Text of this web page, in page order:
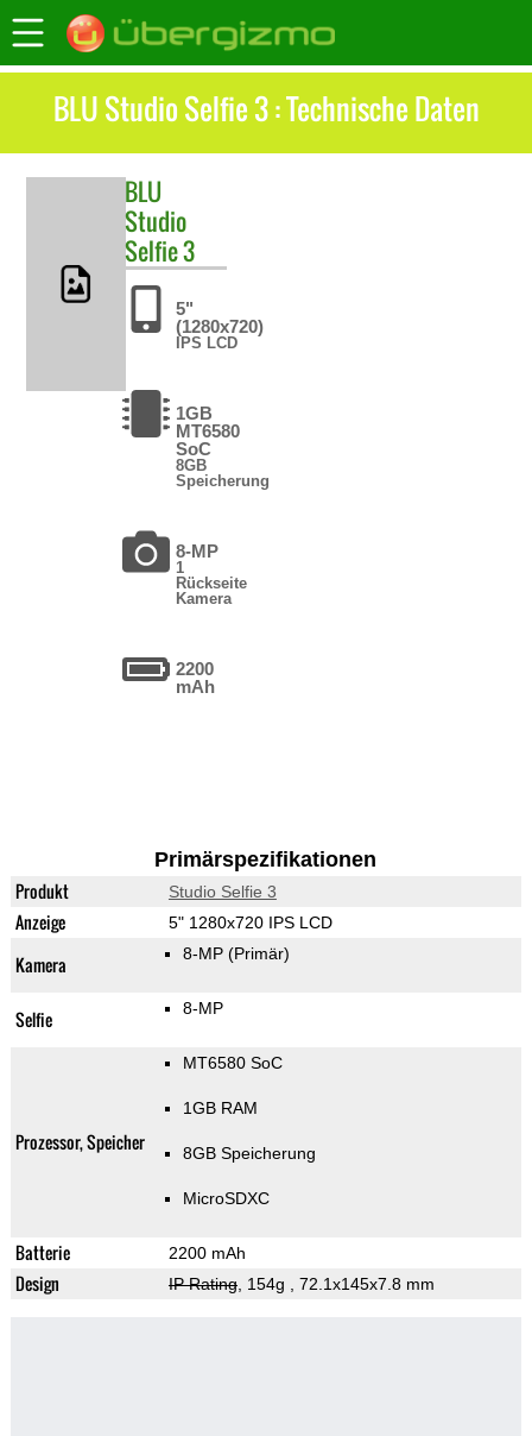
BLU Studio Selfie 3 : Technische Daten
BLU
Studio
Selfie 3
5"
(1280x720)
IPS LCD
1GB
MT6580
SoC
8GB
Speicherung
8-MP
1
Rückseite
Kamera
2200
mAh
Primärspezifikationen
Produkt Studio Selfie 3
Anzeige 5" 1280x720 IPS LCD
Kamera 8-MP (Primär)
Selfie 8-MP
Prozessor, Speicher
MT6580 SoC
1GB RAM
8GB Speicherung
MicroSDXC
Batterie 2200 mAh
Design IP Rating, 154g , 72.1x145x7.8 mm